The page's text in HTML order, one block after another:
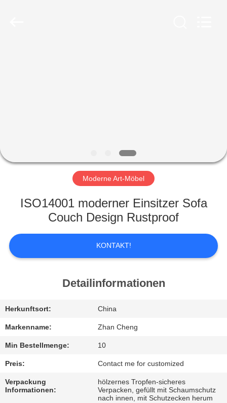
VR-
UNS
WERKSBESICHTIGUNG
BITTE
UM
EIN
ANGEBOT
Moderne Art-Möbel
ISO14001 moderner Einsitzer Sofa
Couch Design Rustproof
KONTAKT!
Detailinformationen
Herkunftsort: China
Markenname: Zhan Cheng
Min Bestellmenge: 10
Preis: Contact me for customized
Verpackung
Informationen:
hölzernes Tropfen-sicheres
Verpacken, gefüllt mit Schaumschutz
nach innen, mit Schutzecken herum